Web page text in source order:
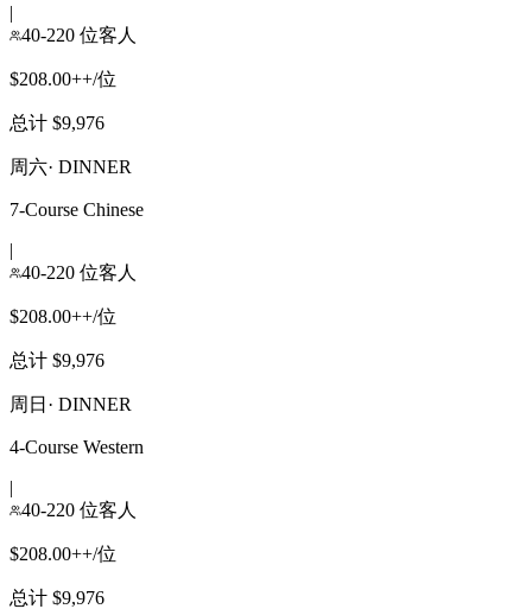
|
40-220 位客人
$208.00++/位
总计 $9,976
周六· DINNER
7-Course Chinese
|
40-220 位客人
$208.00++/位
总计 $9,976
周日 · DINNER
4-Course Western
|
40-220 位客人
$208.00++/位
总计 $9,976